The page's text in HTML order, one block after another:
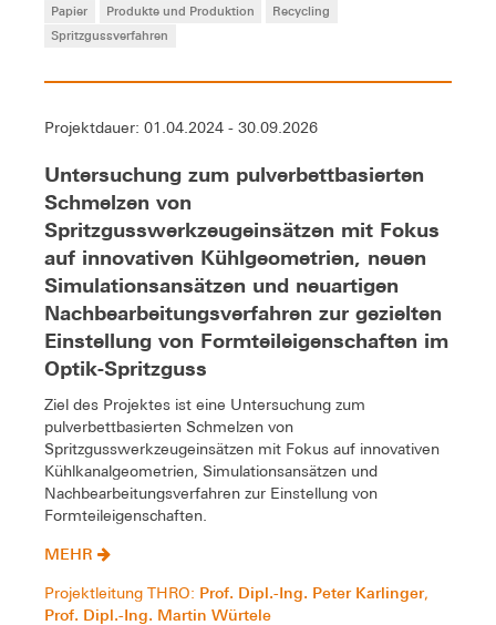
Papier
Produkte und Produktion
Recycling
Spritzgussverfahren
Projektdauer: 01.04.2024 - 30.09.2026
Untersuchung zum pulverbettbasierten
Schmelzen von
Spritzgusswerkzeugeinsätzen mit Fokus
auf innovativen Kühlgeometrien, neuen
Simulationsansätzen und neuartigen
Nachbearbeitungsverfahren zur gezielten
Einstellung von Formteileigenschaften im
Optik-Spritzguss
Ziel des Projektes ist eine Untersuchung zum
pulverbettbasierten Schmelzen von
Spritzgusswerkzeugeinsätzen mit Fokus auf innovativen
Kühlkanalgeometrien, Simulationsansätzen und
Nachbearbeitungsverfahren zur Einstellung von
Formteileigenschaften.
MEHR
Projektleitung THRO: Prof. Dipl.-Ing. Peter Karlinger,
Prof. Dipl.-Ing. Martin Würtele